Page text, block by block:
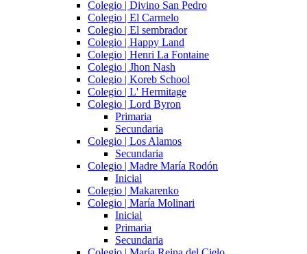
Colegio | Divino San Pedro
Colegio | El Carmelo
Colegio | El sembrador
Colegio | Happy Land
Colegio | Henri La Fontaine
Colegio | Jhon Nash
Colegio | Koreb School
Colegio | L' Hermitage
Colegio | Lord Byron
Primaria
Secundaria
Colegio | Los Alamos
Secundaria
Colegio | Madre María Rodón
Inicial
Colegio | Makarenko
Colegio | María Molinari
Inicial
Primaria
Secundaria